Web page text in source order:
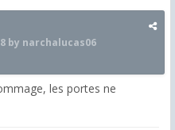
by narchalucas06
les portes ne